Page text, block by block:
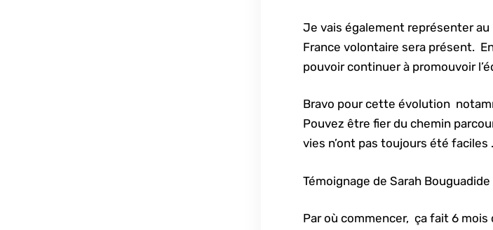
Je vais également représenter au
France volontaire sera présent.
pouvoir continuer à promouvoir
Bravo pour cette évolution
Pouvez être fier du chemin
vies n’ont pas toujours été
Témoignage de Sarah Bouguadide
Par où commencer, ça fait 6 mois